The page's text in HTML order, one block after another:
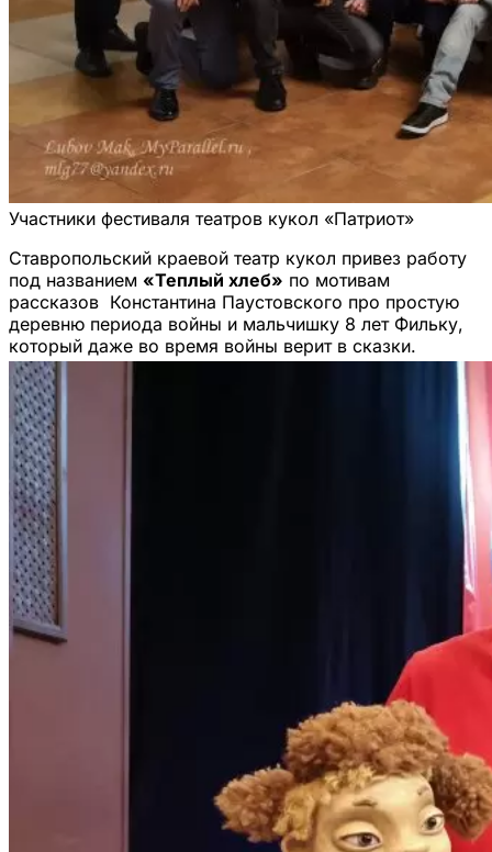
Участники фестиваля театров кукол «Патриот»
Ставропольский краевой театр кукол привез работу
под названием «Теплый хлеб» по мотивам
рассказов Константина Паустовского про простую
деревню периода войны и мальчишку 8 лет Фильку,
который даже во время войны верит в сказки.